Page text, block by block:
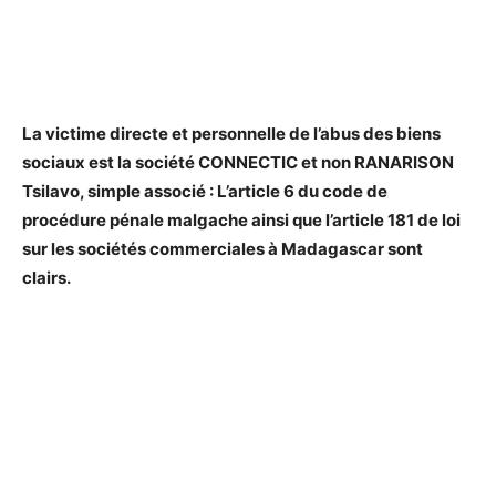
La victime directe et personnelle de l’abus des biens
sociaux est la société CONNECTIC et non RANARISON
Tsilavo, simple associé : L’article 6 du code de
procédure pénale malgache ainsi que l’article 181 de loi
sur les sociétés commerciales à Madagascar sont
clairs.